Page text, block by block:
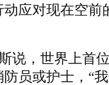
应对现在空前
说，世界上首
员或护士，“